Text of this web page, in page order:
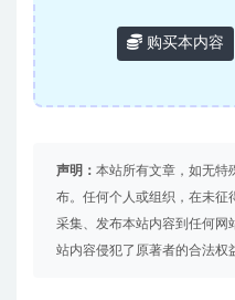
购买本内容
声明： 本站所有文章，如无特
布。任何个人或组织，在未征
采集、发布本站内容到任何网
站内容侵犯了原著者的合法权